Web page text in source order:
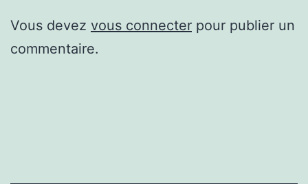
Vous devez vous connecter pour publier un
commentaire.